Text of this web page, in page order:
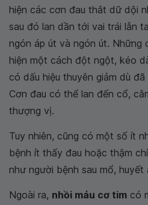
hiện các cơn đau thắt dữ dội
sau đó lan dần tới vai trái lẫn
ngón áp út và ngón út. Những
hiện một cách đột ngột, kéo
có dấu hiệu thuyên giảm dù
Cơn đau có thể lan đến cổ,
thượng vị.
Tuy nhiên, cũng có một số ít
bệnh ít thấy đau hoặc thậm
như người bệnh sau mổ,
Ngoài ra, nhồi máu cơ tim có